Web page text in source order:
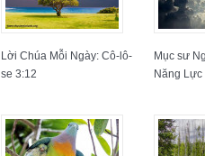
Lời Chúa Mỗi Ngày: Cô-lô-
se 3:12
Mục sư
Năng